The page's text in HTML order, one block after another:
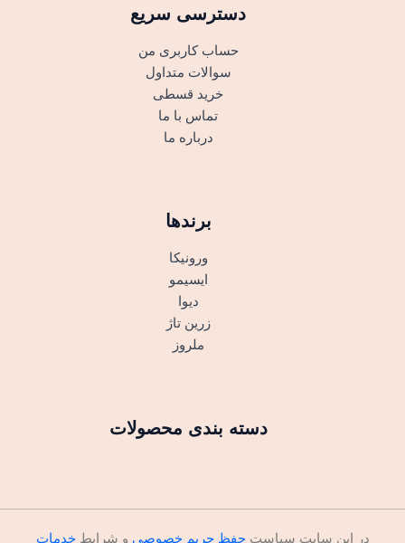
دسترسی سریع
حساب کاربری من
سوالات متداول
خرید قسطی
تماس با ما
درباره ما
برندها
ورونیکا
ایسیمو
دیوا
زرین تاژ
ملروز
دسته بندی محصولات
در این سایت سیاستحفظ حریم خصوصی و شرایطخدمات